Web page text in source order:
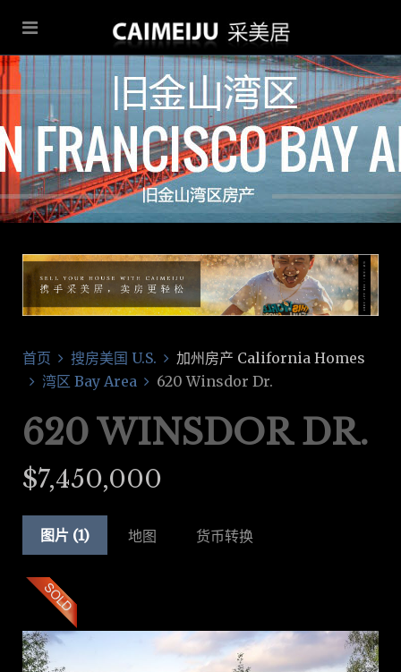
首页 搜房美国 U.S.
加州房产 California Homes
湾区 Bay Area
620 Winsdor Dr.
620 WINSDOR DR.
$7,450,000
图片 (1) 地图 货币转换